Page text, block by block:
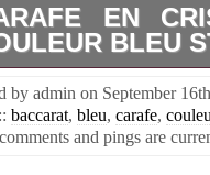
EN
BLEU
Vendu
Dimensions :
: 9,5 cm à la
by admin on September
baccarat, bleu, carafe,
and pings are